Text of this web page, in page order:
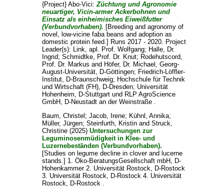
{Project} Abo-Vici:Züchtung und Agronomie
neuartiger, Vicin-armer Ackerbohnen und
Einsatz als einheimisches Eiweißfutter
(Verbundvorhaben). [Breeding and agronomy of
novel, low-vicine faba beans and adoption as
domestic protein feed.] Runs 2017 - 2020. Project
Leader(s): Link, apl. Prof. Wolfgang; Halle, Dr.
Ingrid; Schmidtke, Prof. Dr. Knut; Rodehutscord,
Prof. Dr. Markus and Höfer, Dr. Michael , Georg-
August-Universität, D-Göttingen; Friedrich-Löffler-
Institut, D-Braunschweig; Hochschule für Technik
und Wirtschaft (FH), D-Dresden; Universität
Hohenheim, D-Stuttgart und RLP AgroScience
GmbH, D-Neustadt an der Weinstraße .
Baum, Christel ; Jacob, Irene; Kühnl, Annika;
Müller, Jürgen; Steinfurth, Kristinand Struck,
Christine(2025) Untersuchungen zur
Leguminosenmüdigkeit in Klee- und
Luzernebeständen (Verbundvorhaben).
[Studies on legume decline in clover and lucerne
stands.] 1. Öko-BeratungsGesellschaft mbH, D-
Hohenkammer 2. Universität Rostock, D-Rostock
3. Universität Rostock, D-Rostock 4. Universität
Rostock, D-Rostock .